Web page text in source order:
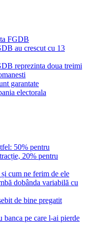
FGDB
au crescut cu 13
reprezinta doua treimi
garantate
electorala
50% pentru
20% pentru
cum ne ferim de ele
dobânda variabilă cu
de bine pregatit
pe care l-ai pierde